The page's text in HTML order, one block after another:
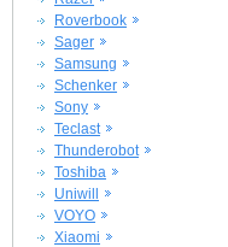
Roverbook
Sager
Samsung
Schenker
Sony
Teclast
Thunderobot
Toshiba
Uniwill
VOYO
Xiaomi